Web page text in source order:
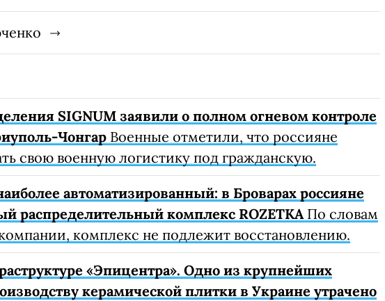
SIGNUM заявили о полном огневом контроле
Чонгар Военные отметили, что россияне
свою военную логистику под гражданскую.
автоматизированный: в Броварах россияне
распределительный комплекс ROZETKAПо словам
комплекс не подлежит восстановлению.
«Эпицентра». Одно из крупнейших
керамической плитки в Украине утрачено